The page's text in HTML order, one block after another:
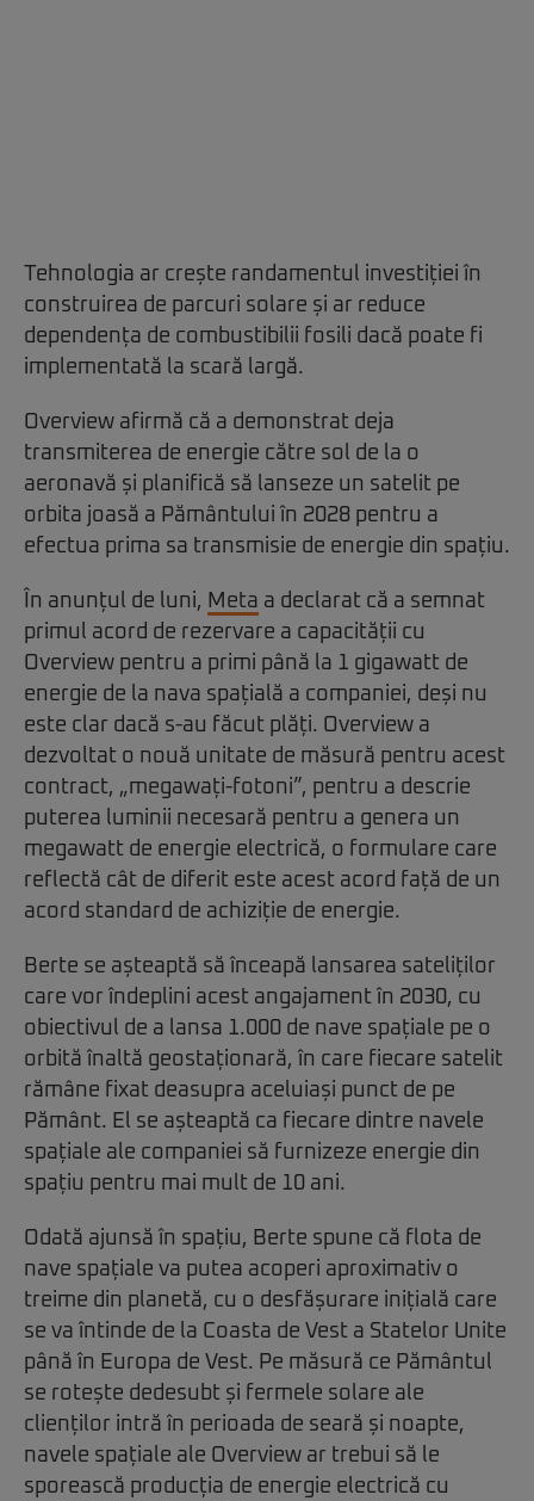
Tehnologia ar crește randamentul investiției în
construirea de parcuri solare și ar reduce
dependența de combustibilii fosili dacă poate fi
implementată la scară largă.
Overview afirmă că a demonstrat deja
transmiterea de energie către sol de la o
aeronavă și planifică să lanseze un satelit pe
orbita joasă a Pământului în 2028 pentru a
efectua prima sa transmisie de energie din spațiu.
În anunțul de luni, Meta a declarat că a semnat
primul acord de rezervare a capacității cu
Overview pentru a primi până la 1 gigawatt de
energie de la nava spațială a companiei, deși nu
este clar dacă s-au făcut plăți. Overview a
dezvoltat o nouă unitate de măsură pentru acest
contract, „megawați-fotoni”, pentru a descrie
puterea luminii necesară pentru a genera un
megawatt de energie electrică, o formulare care
reflectă cât de diferit este acest acord față de un
acord standard de achiziție de energie.
Berte se așteaptă să înceapă lansarea sateliților
care vor îndeplini acest angajament în 2030, cu
obiectivul de a lansa 1.000 de nave spațiale pe o
orbită înaltă geostaționară, în care fiecare satelit
rămâne fixat deasupra aceluiași punct de pe
Pământ. El se așteaptă ca fiecare dintre navele
spațiale ale companiei să furnizeze energie din
spațiu pentru mai mult de 10 ani.
Odată ajunsă în spațiu, Berte spune că flota de
nave spațiale va putea acoperi aproximativ o
treime din planetă, cu o desfășurare inițială care
se va întinde de la Coasta de Vest a Statelor Unite
până în Europa de Vest. Pe măsură ce Pământul
se rotește dedesubt și fermele solare ale
clienților intră în perioada de seară și noapte,
navele spațiale ale Overview ar trebui să le
sporească producția de energie electrică cu